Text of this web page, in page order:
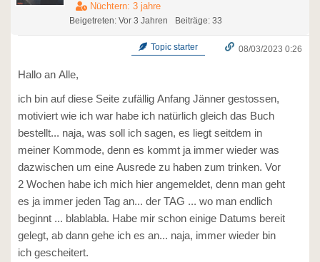
Nüchtern: 3 jahre
Beigetreten: Vor 3 Jahren Beiträge: 33
Topic starter 08/03/2023 0:26
Hallo an Alle,
ich bin auf diese Seite zufällig Anfang Jänner gestossen,
motiviert wie ich war habe ich natürlich gleich das Buch
bestellt... naja, was soll ich sagen, es liegt seitdem in
meiner Kommode, denn es kommt ja immer wieder was
dazwischen um eine Ausrede zu haben zum trinken. Vor
2 Wochen habe ich mich hier angemeldet, denn man geht
es ja immer jeden Tag an... der TAG ... wo man endlich
beginnt ... blablabla. Habe mir schon einige Datums bereit
gelegt, ab dann gehe ich es an... naja, immer wieder bin
ich gescheitert.